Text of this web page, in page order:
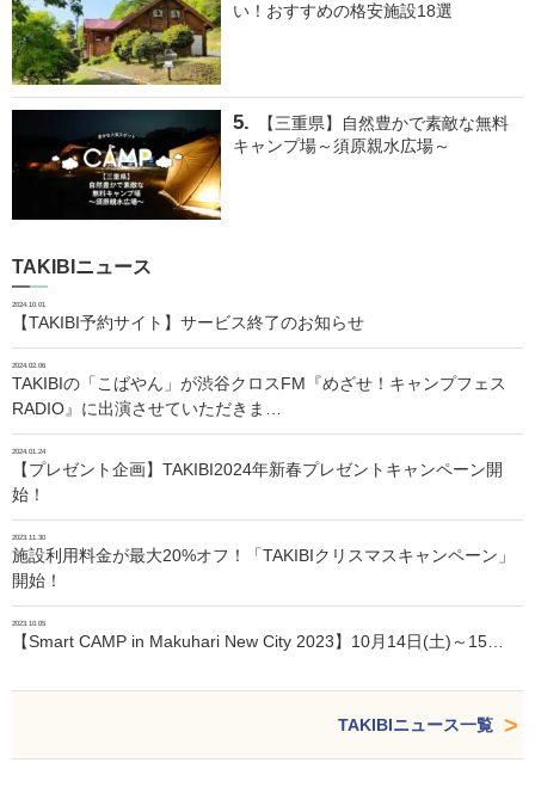
い！おすすめの格安施設18選
【三重県】自然豊かで素敵な無料
キャンプ場～須原親水広場～
TAKIBIニュース
2024.10.01
【TAKIBI予約サイト】サービス終了のお知らせ
2024.02.06
TAKIBIの「こばやん」が渋谷クロスFM『めざせ！キャンプフェス
RADIO』に出演させていただきま…
2024.01.24
【プレゼント企画】TAKIBI2024年新春プレゼントキャンペーン開
始！
2023.11.30
施設利用料金が最大20%オフ！「TAKIBIクリスマスキャンペーン」
開始！
2023.10.05
【Smart CAMP in Makuhari New City 2023】10月14日(土)～15…
TAKIBIニュース一覧